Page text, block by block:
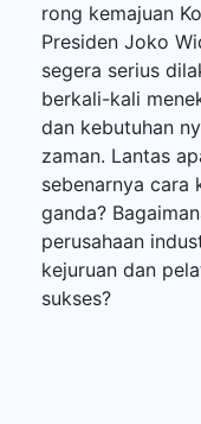
rong kemajuan
Presiden Joko
segera serius
berkali-kali
dan kebutuhan
zaman. Lantas
sebenarnya cara
ganda?
perusahaan
kejuruan dan
sukses?